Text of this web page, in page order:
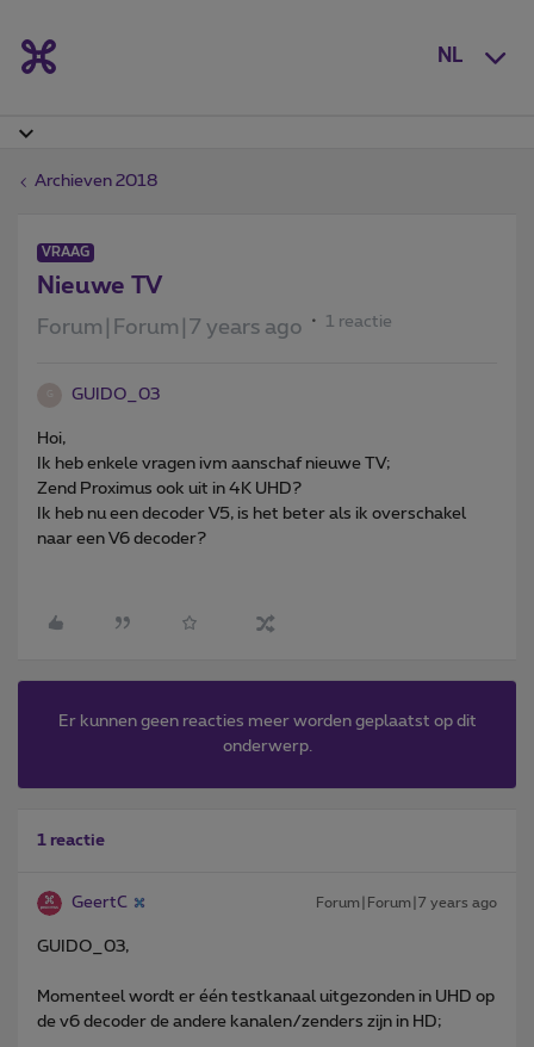
NL
Archieven 2018
VRAAG
Nieuwe TV
Forum|Forum|7 years ago 1 reactie
GUIDO_03
Hoi,
Ik heb enkele vragen ivm aanschaf nieuwe TV;
Zend Proximus ook uit in 4K UHD?
Ik heb nu een decoder V5, is het beter als ik overschakel
naar een V6 decoder?
Er kunnen geen reacties meer worden geplaatst op dit
onderwerp.
1 reactie
GeertC Forum|Forum|7 years ago
GUIDO_03,
Momenteel wordt er één testkanaal uitgezonden in UHD op
de v6 decoder de andere kanalen/zenders zijn in HD;